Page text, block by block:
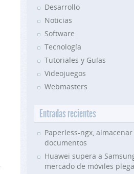
Desarrollo
Noticias
Software
Tecnología
Tutoriales y Guías
Videojuegos
Webmasters
Entradas recientes
Paperless-ngx,
documentos
Huawei supera a
mercado de móviles